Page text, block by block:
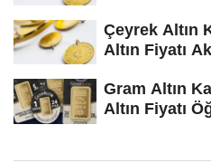
Çeyrek Altın
Altın Fiyatı
Gram Altın
Altın Fiyatı